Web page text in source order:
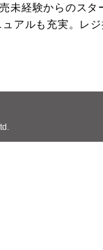
未経験からのス
アルも充実。レ